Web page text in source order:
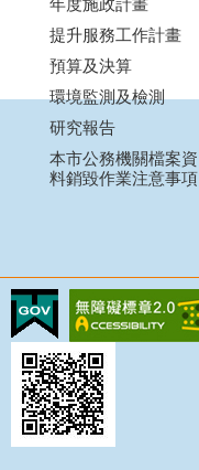
年度施政計畫
提升服務工作計畫
預算及決算
環境監測及檢測
研究報告
本市公務機關檔案資
料銷毀作業注意事項